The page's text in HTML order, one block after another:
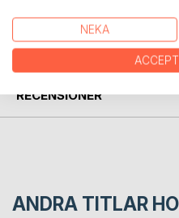
KOMMENTARER I PRESSEN
RECENSIONER
ANDRA TITLAR
NEKA